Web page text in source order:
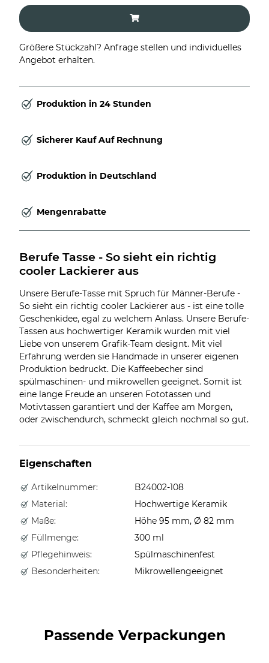
Größere Stückzahl? Anfrage stellen und individuelles
Angebot erhalten.
Produktion in 24 Stunden
Sicherer Kauf Auf Rechnung
Produktion in Deutschland
Mengenrabatte
Berufe Tasse - So sieht ein richtig
cooler Lackierer aus
Unsere Berufe-Tasse mit Spruch für Männer-Berufe -
So sieht ein richtig cooler Lackierer aus - ist eine tolle
Geschenkidee, egal zu welchem Anlass. Unsere Berufe-
Tassen aus hochwertiger Keramik wurden mit viel
Liebe von unserem Grafik-Team designt. Mit viel
Erfahrung werden sie Handmade in unserer eigenen
Produktion bedruckt. Die Kaffeebecher sind
spülmaschinen- und mikrowellen geeignet. Somit ist
eine lange Freude an unseren Fototassen und
Motivtassen garantiert und der Kaffee am Morgen,
oder zwischendurch, schmeckt gleich nochmal so gut.
Eigenschaften
Artikelnummer:
B24002-108
Material:
Hochwertige Keramik
Maße:
Höhe 95 mm, Ø 82 mm
Füllmenge:
300 ml
Pflegehinweis:
Spülmaschinenfest
Besonderheiten:
Mikrowellengeeignet
Passende Verpackungen